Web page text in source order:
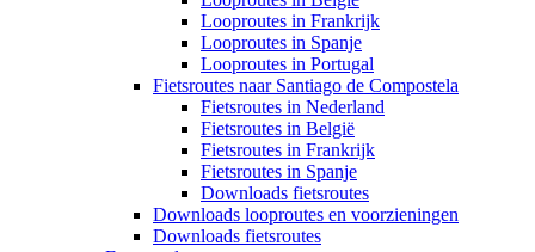
Looproutes in Frankrijk
Looproutes in Spanje
Looproutes in Portugal
Fietsroutes naar Santiago de Compostela
Fietsroutes in Nederland
Fietsroutes in België
Fietsroutes in Frankrijk
Fietsroutes in Spanje
Downloads fietsroutes
Downloads looproutes en voorzieningen
Downloads fietsroutes